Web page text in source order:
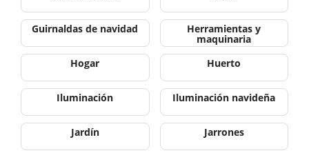
Guirnaldas de navidad Herramientas y
maquinaria
Hogar
Huerto
Iluminación Iluminación navideña
Jardín Jarrones